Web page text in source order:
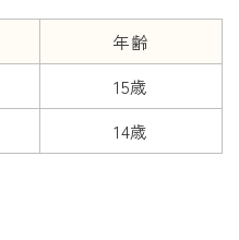
年齢
15歳
14歳